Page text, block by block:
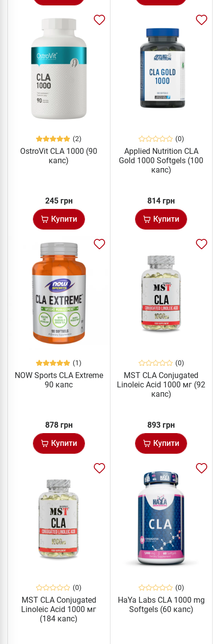
(2)
OstroVit CLA 1000 (90
капс)
245 грн
Купити
(0)
Applied Nutrition CLA
Gold 1000 Softgels (100
капс)
814 грн
Купити
(1)
NOW Sports CLA Extreme
90 капс
878 грн
Купити
(0)
MST CLA Conjugated
Linoleic Acid 1000 мг (92
капс)
893 грн
Купити
(0)
MST CLA Conjugated
Linoleic Acid 1000 мг
(184 капс)
(0)
HaYa Labs CLA 1000 mg
Softgels (60 капс)